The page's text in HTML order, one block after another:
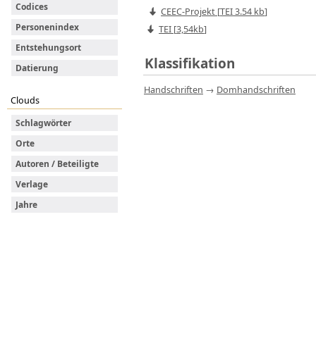
Codices
Personenindex
Entstehungsort
Datierung
Clouds
Schlagwörter
Orte
Autoren / Beteiligte
Verlage
Jahre
CEEC-Projekt [TEI3.54 kb]
TEI [3,54kb]
Klassifikation
Handschriften → Domhandschriften